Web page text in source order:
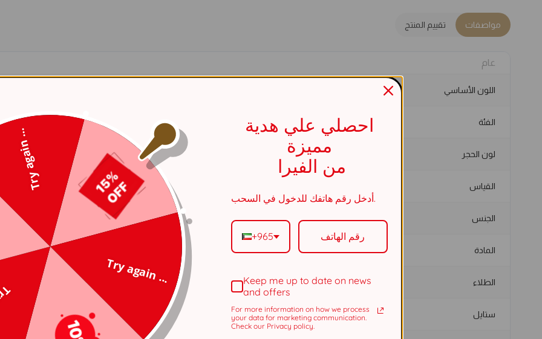
مواصفات تقييم المنتج
عام
اللون الأساسي
الفئة
لون الحجر أبيض
القياس قياس موحد
الجنس نسائي
المادة فضة استرلينى عيار ٩٢٥
الطلاء
ستايل اكسسوارات سهرة
Try again ...
Try again ...
احصلي علي هدية
مميزة
من الفيرا
أدخل رقم هاتفك للدخول في السحب.
+965
Keep me up to date on news
and offers
For more information on how we process
your data for marketing communication.
Check our Privacy policy.